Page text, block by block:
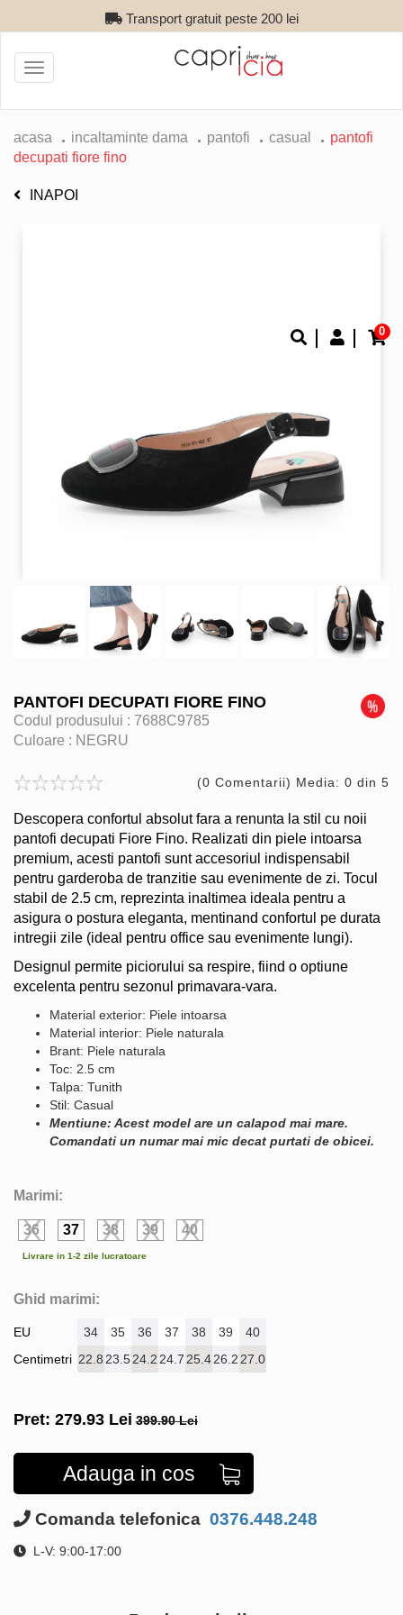
Transport gratuit peste 200 lei
0
Toggle
navigation
acasa incaltaminte dama pantofi casual
pantofi
decupati fiore fino
INAPOI
PANTOFI DECUPATI FIORE FINO
Codul produsului : 7688C9785
Culoare : NEGRU
(0 Comentarii) Media: 0 din 5
Descopera confortul absolut fara a renunta la stil cu noii
pantofi decupati Fiore Fino. Realizati din piele intoarsa
premium, acesti pantofi sunt accesoriul indispensabil
pentru garderoba de tranzitie sau evenimente de zi. Tocul
stabil de 2.5 cm, reprezinta inaltimea ideala pentru a
asigura o postura eleganta, mentinand confortul pe durata
intregii zile (ideal pentru office sau evenimente lungi).
Designul permite piciorului sa respire, fiind o optiune
excelenta pentru sezonul primavara-vara.
Material exterior: Piele intoarsa
Material interior: Piele naturala
Brant: Piele naturala
Toc: 2.5 cm
Talpa: Tunith
Stil: Casual
Mentiune: Acest model are un calapod mai mare.
Comandati un numar mai mic decat purtati de obicei.
Marimi:
36 37 38 39 40
Livrare in 1-2 zile lucratoare
Ghid marimi:
EU
Centimetri
34 35 36 37 38 39
40
22.8 23.524.2 24.7 25.426.2 27.0
Pret: 279.93 Lei 399.90 Lei
Adauga in cos
Comanda telefonica 0376.448.248
L-V: 9:00-17:00